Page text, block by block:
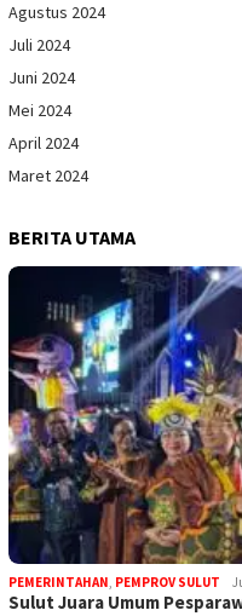
Agustus 2024
Juli 2024
Juni 2024
Mei 2024
April 2024
Maret 2024
BERITA UTAMA
PEMERINTAHAN, PEMPROV SULUT
Sulut Juara Umum